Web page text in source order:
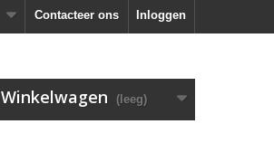
Inloggen
Contacteer ons
Winkelwagen (leeg)